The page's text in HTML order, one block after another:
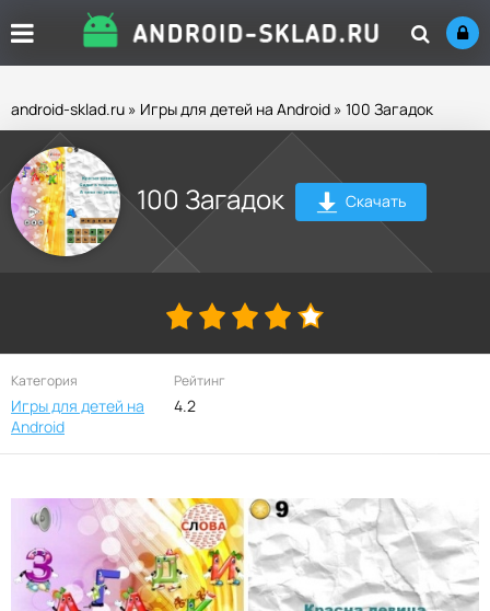
android-sklad.ru » Игры для детей на Android » 100 Загадок
100 Загадок Скачать
Категория
Игры для детей на
Android
Рейтинг
4.2